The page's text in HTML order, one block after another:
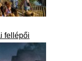
fellépői